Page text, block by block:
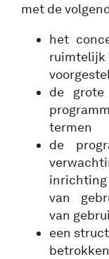
met de
het
ruimtelijk
de
termen
de
van
van
een